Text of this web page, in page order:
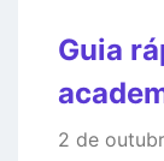
Guia
2 de